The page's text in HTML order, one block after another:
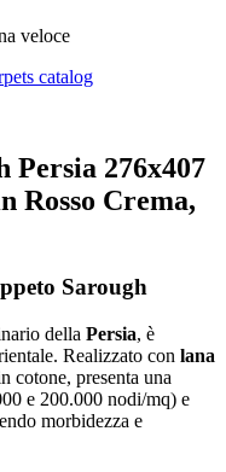
veloce
Persia 276x407
Rosso Crema,
Sarough
della Persia, è
Realizzato con lana
cotone, presenta una
e 200.000 nodi/mq) e
morbidezza e